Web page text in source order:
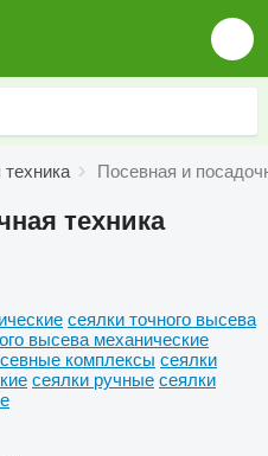
Посевная и
техника
сеялки точного высева
высева механические
комплексы сеялки
сеялки ручные сеялки